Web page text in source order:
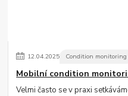
12.04.2025 Condition monitoring
Mobilní condition
Velmi často se v praxi